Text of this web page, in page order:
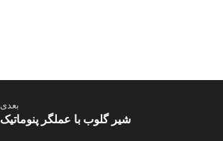
بعدی
شیر گلوب با عملگر پنوماتیک